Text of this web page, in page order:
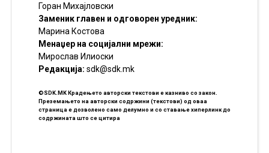
Горан Михајловски
Заменик главен и одговорен уредник:
Марина Костова
Менаџер на социјални мрежи:
Мирослав Илиоски
Редакцијa: sdk@sdk.mk
©SDK.MK Крадењето авторски текстови е казниво со закон.
Преземањето на авторски содржини (текстови) од оваа
страница е дозволено само делумно и со ставање хиперлинк до
содржината што се цитира